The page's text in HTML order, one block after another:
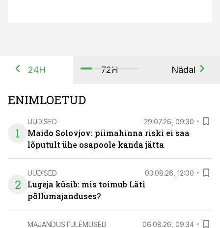
24H 72H Nädal
ENIMLOETUD
1
UUDISED 29.07.26, 09:30
Maido Solovjov: piimahinna riski ei saa
lõputult ühe osapoole kanda jätta
2
UUDISED 03.08.26, 12:00
Lugeja küsib: mis toimub Läti
põllumajanduses?
MAJANDUSTULEMUSED 06.08.26, 09:34